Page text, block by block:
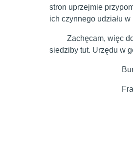
stron uprzejmie
ich czynnego udziału
Zachęcam, więc do
siedziby tut. Urzędu w
Burmistrz
Franciszek